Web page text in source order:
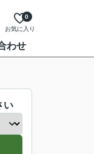
お気に入り
0
わせ
い